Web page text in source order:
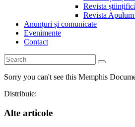
Revista
Revista Apulum
Anunțuri și comunicate
Evenimente
Contact
Sorry you can't see this Memphis
Distribuie:
Alte articole